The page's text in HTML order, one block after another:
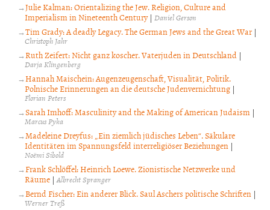
Julie Kalman: Orientalizing the Jew. Religion, Culture and
Imperialism in Nineteenth Century| Daniel Gerson
Tim Grady: A deadly Legacy. The German Jews and the Great War |
Christoph Jahr
Ruth Zeifert: Nicht ganz koscher. Vaterjuden in Deutschland |
Darja Klingenberg
Hannah Maischein: Augenzeugenschaft, Visualität, Politik.
Polnische Erinnerungen an die deutsche Judenvernichtung |
Florian Peters
Sarah Imhoff: Masculinity and the Making of American Judaism |
Marcus Pyka
Madeleine Dreyfus: „Ein ziemlich jüdisches Leben“. Säkulare
Identitäten im Spannungsfeld interreligiöser Beziehungen |
Noëmi Sibold
Frank Schlöffel: Heinrich Loewe. Zionistische Netzwerke und
Räume |Albrecht Spranger
Bernd Fischer: Ein anderer Blick. Saul Aschers politische Schriften |
Werner Treß